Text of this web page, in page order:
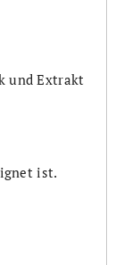
und Extrakt
ist.